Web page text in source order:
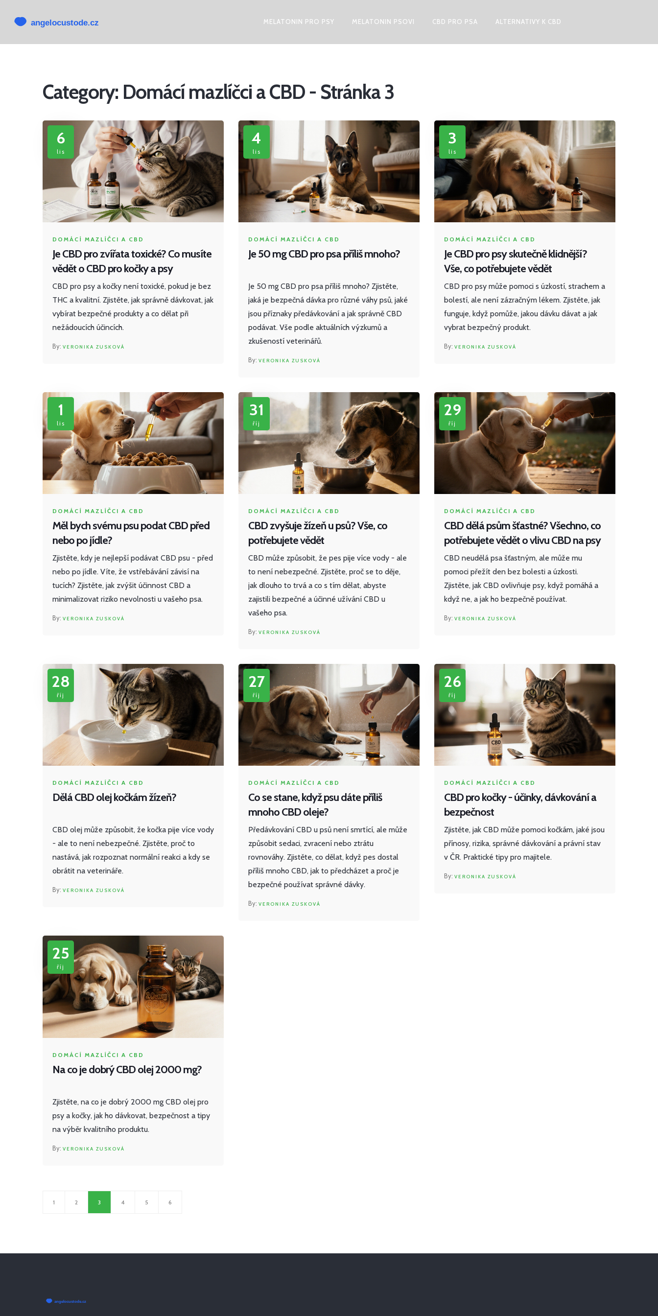
MELATONIN PRO PSY MELATONIN PSOVI CBD PRO PSA ALTERNATIVY K CBD
Category: Domácí mazlíčci a CBD - Stránka 3
6
lis
DOMÁCÍ MAZLÍČCI A CBD
Je CBD pro zvířata toxické? Co musíte
vědět o CBD pro kočky a psy
CBD pro psy a kočky není toxické, pokud je bez
THC a kvalitní. Zjistěte, jak správně dávkovat, jak
vybírat bezpečné produkty a co dělat při
nežádoucích účincích.
VERONIKA ZUSKOVÁ
4
lis
DOMÁCÍ MAZLÍČCI A CBD
Je 50 mg CBD pro psa příliš mnoho?
Je 50 mg CBD pro psa příliš mnoho? Zjistěte,
jaká je bezpečná dávka pro různé váhy psů, jaké
jsou příznaky předávkování a jak správně CBD
podávat. Vše podle aktuálních výzkumů a
zkušeností veterinářů.
VERONIKA ZUSKOVÁ
3
lis
DOMÁCÍ MAZLÍČCI A CBD
Je CBD pro psy skutečně klidnější?
Vše, co potřebujete vědět
CBD pro psy může pomoci s úzkostí, strachem a
bolestí, ale není zázračným lékem. Zjistěte, jak
funguje, když pomůže, jakou dávku dávat a jak
vybrat bezpečný produkt.
VERONIKA ZUSKOVÁ
1
lis
DOMÁCÍ MAZLÍČCI A CBD
Měl bych svému psu podat CBD před
nebo po jídle?
Zjistěte, kdy je nejlepší podávat CBD psu - před
nebo po jídle. Víte, že vstřebávání závisí na
tucích? Zjistěte, jak zvýšit účinnost CBD a
minimalizovat riziko nevolnosti u vašeho psa.
VERONIKA ZUSKOVÁ
31
říj
DOMÁCÍ MAZLÍČCI A CBD
CBD zvyšuje žízeň u psů? Vše, co
potřebujete vědět
CBD může způsobit, že pes pije více vody - ale
to není nebezpečné. Zjistěte, proč se to děje,
jak dlouho to trvá a co s tím dělat, abyste
zajistili bezpečné a účinné užívání CBD u
vašeho psa.
VERONIKA ZUSKOVÁ
29
říj
DOMÁCÍ MAZLÍČCI A CBD
CBD dělá psům šťastné? Všechno, co
potřebujete vědět o vlivu CBD na psy
CBD neudělá psa šťastným, ale může mu
pomoci přežít den bez bolesti a úzkosti.
Zjistěte, jak CBD ovlivňuje psy, když pomáhá a
když ne, a jak ho bezpečně používat.
VERONIKA ZUSKOVÁ
28
říj
DOMÁCÍ MAZLÍČCI A CBD
Dělá CBD olej kočkám žízeň?
CBD olej může způsobit, že kočka pije více vody
- ale to není nebezpečné. Zjistěte, proč to
nastává, jak rozpoznat normální reakci a kdy se
obrátit na veterináře.
VERONIKA ZUSKOVÁ
27
říj
DOMÁCÍ MAZLÍČCI A CBD
Co se stane, když psu dáte příliš
mnoho CBD oleje?
Předávkování CBD u psů není smrtící, ale může
způsobit sedaci, zvracení nebo ztrátu
rovnováhy. Zjistěte, co dělat, když pes dostal
příliš mnoho CBD, jak to předcházet a proč je
bezpečné používat správné dávky.
VERONIKA ZUSKOVÁ
26
říj
DOMÁCÍ MAZLÍČCI A CBD
CBD pro kočky - účinky, dávkování a
bezpečnost
Zjistěte, jak CBD může pomoci kočkám, jaké jsou
přínosy, rizika, správné dávkování a právní stav
v ČR. Praktické tipy pro majitele.
VERONIKA ZUSKOVÁ
25
říj
DOMÁCÍ MAZLÍČCI A CBD
Na co je dobrý CBD olej 2000 mg?
Zjistěte, na co je dobrý 2000 mg CBD olej pro
psy a kočky, jak ho dávkovat, bezpečnost a tipy
na výběr kvalitního produktu.
VERONIKA ZUSKOVÁ
1 2 3 4 5 6